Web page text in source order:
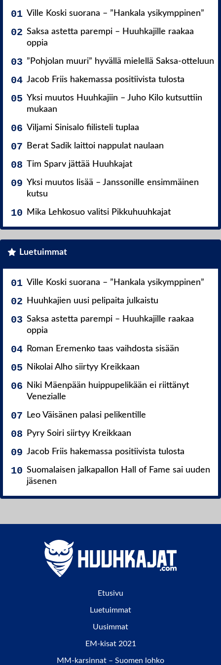
Ville Koski suorana – ”Hankala ysikymppinen”
Saksa astetta parempi – Huuhkajille raakaa
oppia
”Pohjolan muuri” hyvällä mielellä Saksa-otteluun
Jacob Friis hakemassa positiivista tulosta
Yksi muutos Huuhkajiin – Juho Kilo kutsuttiin
mukaan
Viljami Sinisalo fiilisteli tuplaa
Berat Sadik laittoi nappulat naulaan
Tim Sparv jättää Huuhkajat
Yksi muutos lisää – Janssonille ensimmäinen
kutsu
Mika Lehkosuo valitsi Pikkuhuuhkajat
Luetuimmat
Ville Koski suorana – ”Hankala ysikymppinen”
Huuhkajien uusi pelipaita julkaistu
Saksa astetta parempi – Huuhkajille raakaa
oppia
Roman Eremenko taas vaihdosta sisään
Nikolai Alho siirtyy Kreikkaan
Niki Mäenpään huippupelikään ei riittänyt
Venezialle
Leo Väisänen palasi pelikentille
Pyry Soiri siirtyy Kreikkaan
Jacob Friis hakemassa positiivista tulosta
Suomalaisen jalkapallon Hall of Fame sai uuden
jäsenen
Etusivu
Luetuimmat
Uusimmat
EM-kisat 2021
MM-karsinnat – Suomen lohko